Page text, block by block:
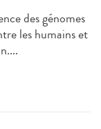
des génomes
les humains et